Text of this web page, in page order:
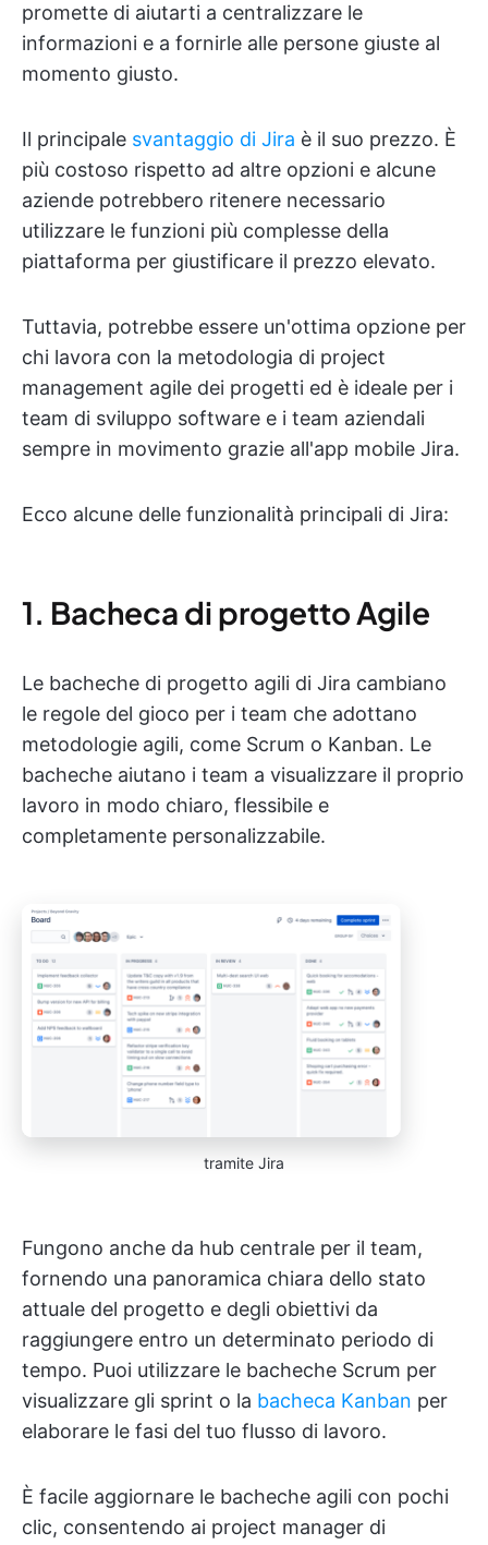
promette di aiutarti a centralizzare le
informazioni e a fornirle alle persone giuste al
momento giusto.
Il principale svantaggio di Jira è il suo prezzo. È
più costoso rispetto ad altre opzioni e alcune
aziende potrebbero ritenere necessario
utilizzare le funzioni più complesse della
piattaforma per giustificare il prezzo elevato.
Tuttavia, potrebbe essere un'ottima opzione per
chi lavora con la metodologia di project
management agile dei progetti ed è ideale per i
team di sviluppo software e i team aziendali
sempre in movimento grazie all'app mobile Jira.
Ecco alcune delle funzionalità principali di Jira:
1. Bacheca di progetto Agile
Le bacheche di progetto agili di Jira cambiano
le regole del gioco per i team che adottano
metodologie agili, come Scrum o Kanban. Le
bacheche aiutano i team a visualizzare il proprio
lavoro in modo chiaro, flessibile e
completamente personalizzabile.
tramite Jira
Fungono anche da hub centrale per il team,
fornendo una panoramica chiara dello stato
attuale del progetto e degli obiettivi da
raggiungere entro un determinato periodo di
tempo. Puoi utilizzare le bacheche Scrum per
visualizzare gli sprint o la bacheca Kanban per
elaborare le fasi del tuo flusso di lavoro.
È facile aggiornare le bacheche agili con pochi
clic, consentendo ai project manager di